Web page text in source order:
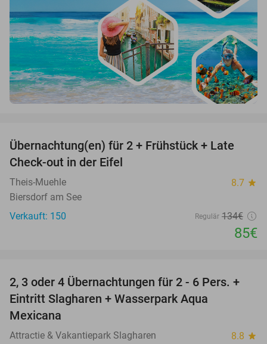
37%
Übernachtung(en) für 2 + Frühstück + Late
Check-out in der Eifel
Theis-Muehle 8.7 star
Biersdorf am See
Verkauft: 150
Regulär 134€
85€
55%
2, 3 oder 4 Übernachtungen für 2 - 6 Pers. +
Eintritt Slagharen + Wasserpark Aqua
Mexicana
Attractie & Vakantiepark Slagharen 8.8 star